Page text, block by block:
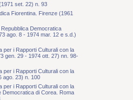
set. 22) n. 93
Fiorentina. Firenze (1961
Democratica
ago. 8 - 1974 mar. 12 e s.d.)
per i Rapporti Culturali con la
gen. 29 - 1974 ott. 27) nn. 98-
per i Rapporti Culturali con la
ago. 23) n. 100
per i Rapporti Culturali con la
Democratica di Corea. Roma